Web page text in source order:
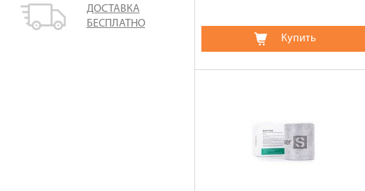
ДОСТАВКА
БЕСПЛАТНО
Купить